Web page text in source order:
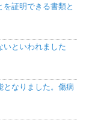
証明できる書類と
いといわれました
となりました。傷病